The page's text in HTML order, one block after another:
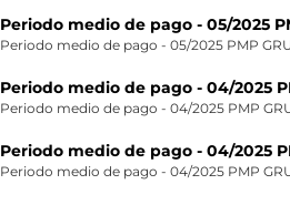
Periodo medio de pago - 05/2025
Periodo medio de pago - 05/2025 PMP
Periodo medio de pago - 04/2025
Periodo medio de pago - 04/2025 PMP
Periodo medio de pago - 04/2025
Periodo medio de pago - 04/2025 PMP